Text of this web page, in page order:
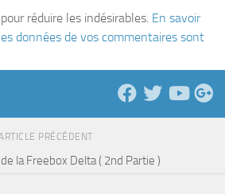
réduire les indésirables. En savoir
données de vos commentaires sont
PRÉCÉDENT
la Freebox Delta ( 2nd Partie )